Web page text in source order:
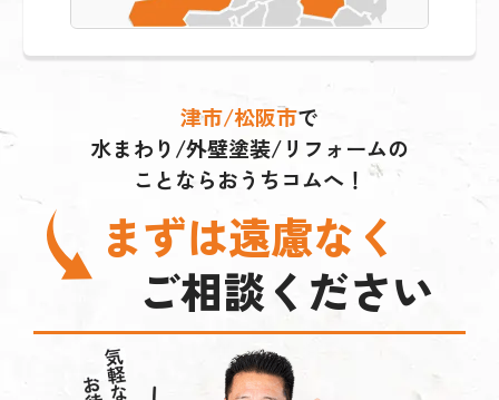
津市/松阪市で
水まわり/外壁塗装/リフォームの
ことならおうちコムへ！
まずは遠慮なく
ご相談ください